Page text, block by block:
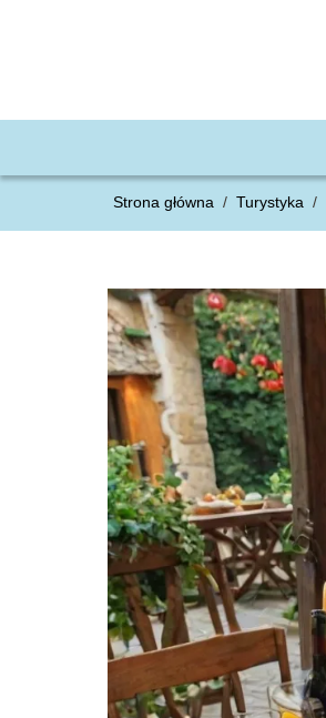
Strona główna / Turystyka /